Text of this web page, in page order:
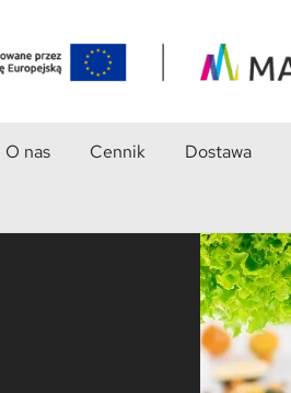
O nas Cennik Dostawa